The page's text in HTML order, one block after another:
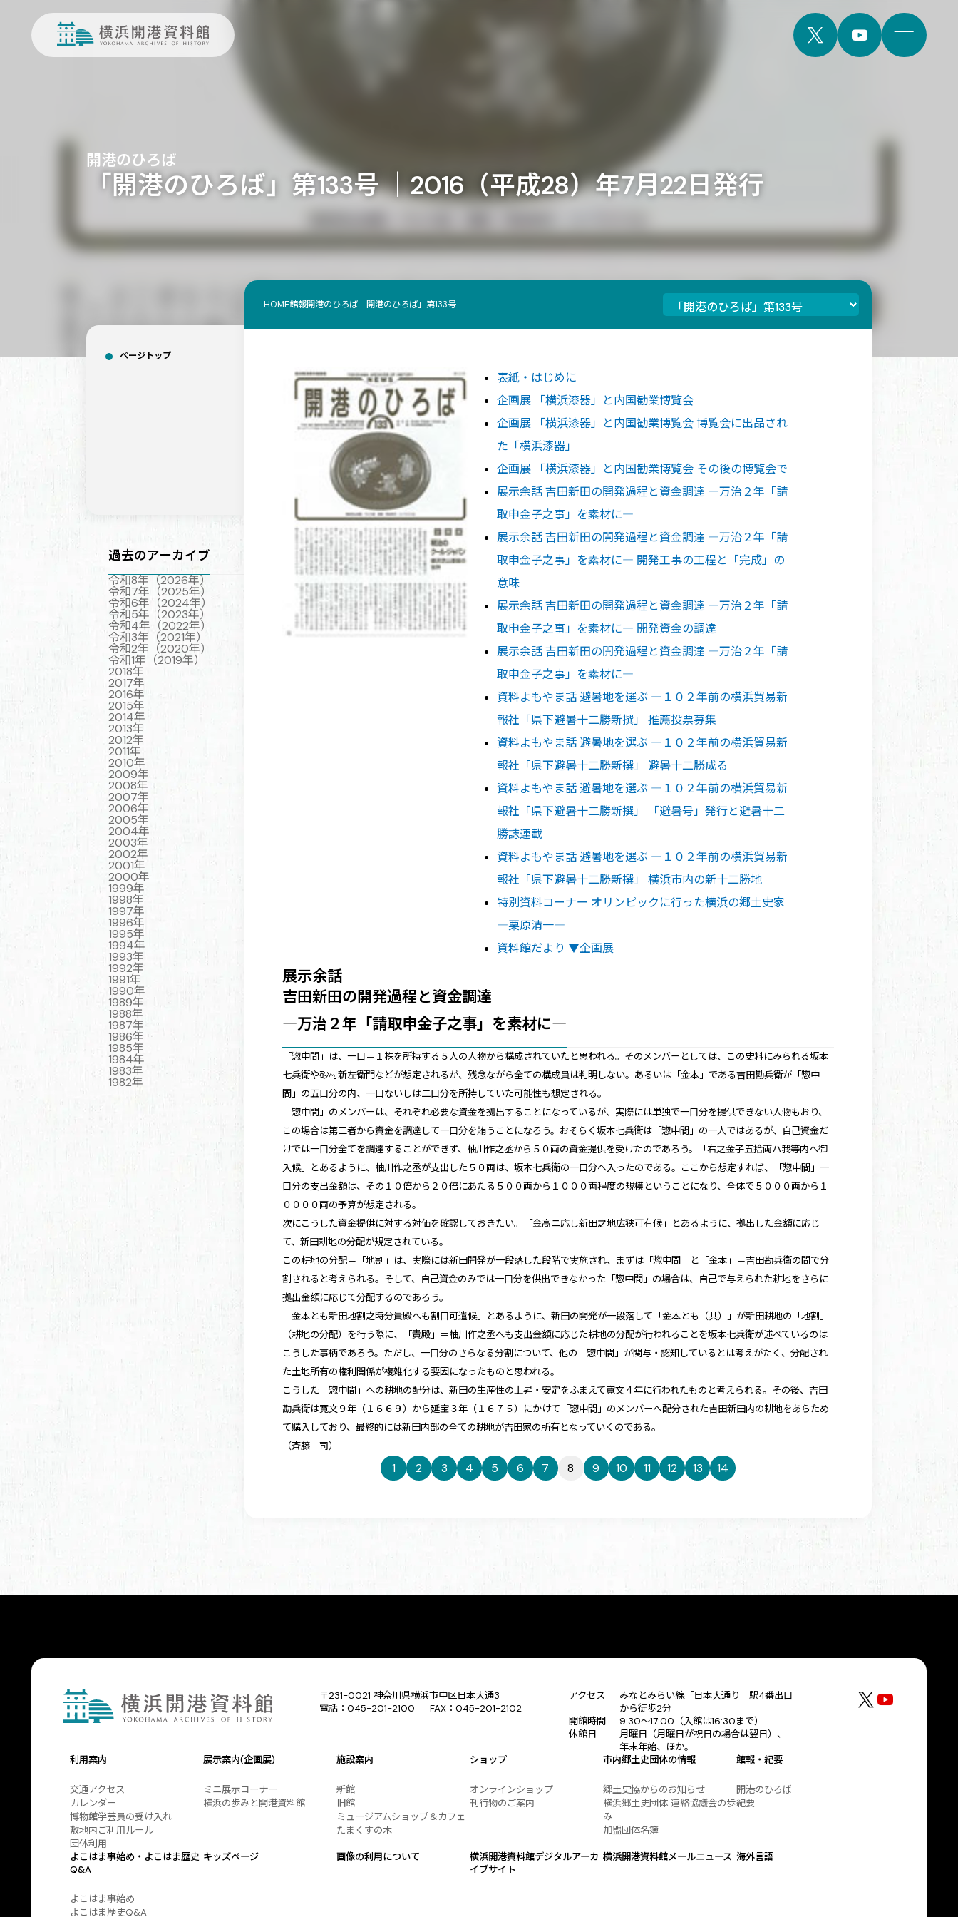
「開港のひろば」第133号 ｜2016（平成28）年7月22日発行
開港のひろば
HOME館報開港のひろば「開港のひろば」第133号
表紙・はじめに
企画展 「横浜漆器」と内国勧業博覧会
企画展 「横浜漆器」と内国勧業博覧会 博覧会に出品され
た「横浜漆器」
企画展 「横浜漆器」と内国勧業博覧会 その後の博覧会で
展示余話 吉田新田の開発過程と資金調達 ―万治２年「請
取申金子之事」を素材に―
展示余話 吉田新田の開発過程と資金調達 ―万治２年「請
取申金子之事」を素材に― 開発工事の工程と「完成」の
意味
展示余話 吉田新田の開発過程と資金調達 ―万治２年「請
取申金子之事」を素材に― 開発資金の調達
展示余話 吉田新田の開発過程と資金調達 ―万治２年「請
取申金子之事」を素材に―
資料よもやま話 避暑地を選ぶ ―１０２年前の横浜貿易新
報社「県下避暑十二勝新撰」 推薦投票募集
資料よもやま話 避暑地を選ぶ ―１０２年前の横浜貿易新
報社「県下避暑十二勝新撰」 避暑十二勝成る
資料よもやま話 避暑地を選ぶ ―１０２年前の横浜貿易新
報社「県下避暑十二勝新撰」 「避暑号」発行と避暑十二
勝誌連載
資料よもやま話 避暑地を選ぶ ―１０２年前の横浜貿易新
報社「県下避暑十二勝新撰」 横浜市内の新十二勝地
特別資料コーナー オリンピックに行った横浜の郷土史家
―栗原清一―
資料館だより ▼企画展
展示余話
吉田新田の開発過程と資金調達
―万治２年「請取申金子之事」を素材に―
「惣中間」は、一口＝１株を所持する５人の人物から構成されていたと思われる。そのメンバーとしては、この史料にみられる坂本
七兵衛や砂村新左衛門などが想定されるが、残念ながら全ての構成員は判明しない。あるいは「金本」である吉田勘兵衛が「惣中
間」の五口分の内、一口ないしは二口分を所持していた可能性も想定される。
「惣中間」のメンバーは、それぞれ必要な資金を拠出することになっているが、実際には単独で一口分を提供できない人物もおり、
この場合は第三者から資金を調達して一口分を賄うことになろう。おそらく坂本七兵衛は「惣中間」の一人ではあるが、自己資金だ
けでは一口分全てを調達することができず、柚川作之丞から５０両の資金提供を受けたのであろう。「右之金子五拾両ハ我等内へ御
入候」とあるように、柚川作之丞が支出した５０両は、坂本七兵衛の一口分へ入ったのである。ここから想定すれば、「惣中間」一
口分の支出金額は、その１０倍から２０倍にあたる５００両から１０００両程度の規模ということになり、全体で５０００両から１
００００両の予算が想定される。
次にこうした資金提供に対する対価を確認しておきたい。「金高ニ応し新田之地広狭可有候」とあるように、拠出した金額に応じ
て、新田耕地の分配が規定されている。
この耕地の分配＝「地割」は、実際には新田開発が一段落した段階で実施され、まずは「惣中間」と「金本」＝吉田勘兵衛の間で分
割されると考えられる。そして、自己資金のみでは一口分を供出できなかった「惣中間」の場合は、自己で与えられた耕地をさらに
拠出金額に応じて分配するのであろう。
「金本とも新田地割之時分貴殿へも割口可遣候」とあるように、新田の開発が一段落して「金本とも（共）」が新田耕地の「地割」
（耕地の分配）を行う際に、「貴殿」＝柚川作之丞へも支出金額に応じた耕地の分配が行われることを坂本七兵衛が述べているのは
こうした事柄であろう。ただし、一口分のさらなる分割について、他の「惣中間」が関与・認知しているとは考えがたく、分配され
た土地所有の権利関係が複雑化する要因になったものと思われる。
こうした「惣中間」への耕地の配分は、新田の生産性の上昇・安定をふまえて寛文４年に行われたものと考えられる。その後、吉田
勘兵衛は寛文９年（１６６９）から延宝３年（１６７５）にかけて「惣中間」のメンバーへ配分された吉田新田内の耕地をあらため
て購入しており、最終的には新田内部の全ての耕地が吉田家の所有となっていくのである。
（斉藤 司）
1 2 3 4 5 6 7 8 9 10 11 12 13 14
ページトップ
過去のアーカイブ
令和8年（2026年）
令和7年（2025年）
令和6年（2024年）
令和5年（2023年）
令和4年（2022年）
令和3年（2021年）
令和2年（2020年）
令和1年（2019年）
2018年
2017年
2016年
2015年
2014年
2013年
2012年
2011年
2010年
2009年
2008年
2007年
2006年
2005年
2004年
2003年
2002年
2001年
2000年
1999年
1998年
1997年
1996年
1995年
1994年
1993年
1992年
1991年
1990年
1989年
1988年
1987年
1986年
1985年
1984年
1983年
1982年
〒231-0021 神奈川県横浜市中区日本大通3
電話：045-201-2100 FAX：045-201-2102
アクセス
みなとみらい線「日本大通り」駅4番出口
から徒歩2分
開館時間
9:30〜17:00（入館は16:30まで）
休館日
月曜日（月曜日が祝日の場合は翌日）、
年末年始、ほか。
利用案内
交通アクセス
カレンダー
博物館学芸員の受け入れ
敷地内ご利用ルール
団体利用
展示案内(企画展)
ミニ展示コーナー
横浜の歩みと開港資料館
施設案内
新館
旧館
ミュージアムショップ＆カフェ
たまくすの木
ショップ
オンラインショップ
刊行物のご案内
市内郷土史団体の情報
郷土史協からのお知らせ
横浜郷土史団体 連絡協議会の歩
み
加盟団体名簿
館報・紀要
開港のひろば
紀要
よこはま事始め・よこはま歴史
Q&A
よこはま事始め
よこはま歴史Q&A
キッズページ 画像の利用について
横浜開港資料館デジタルアーカ
イブサイト
横浜開港資料館メールニュース 海外言語